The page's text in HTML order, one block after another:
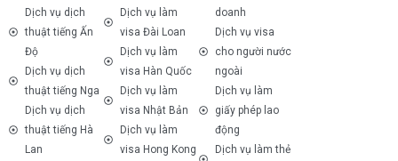
Dịch vụ dịch
thuật tiếng Ấn
Độ
Dịch vụ dịch
thuật tiếng Nga
Dịch vụ dịch
thuật tiếng Hà
Lan
Dịch vụ làm
visa Đài Loan
Dịch vụ làm
visa Hàn Quốc
Dịch vụ làm
visa Nhật Bản
Dịch vụ làm
visa Hong Kong
doanh
Dịch vụ visa
cho người nước
ngoài
Dịch vụ làm
giấy phép lao
động
Dịch vụ làm thẻ